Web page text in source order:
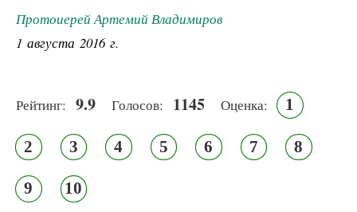
Протоиерей Артемий Владимиров
1 августа 2016 г.
Рейтинг: 9.9 Голосов: 1145 Оценка: 1
2 3 4 5 6 7 8
9 10